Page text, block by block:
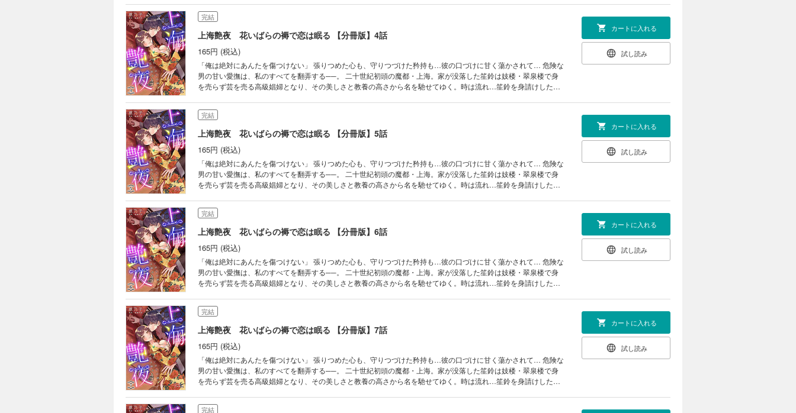
のになってくれ」と“笙鈴自身”を求めた。 彼は私を傷つけることはない。秀英に身を委ねると決めた笙鈴は──…。
完結
上海艶夜 花いばらの褥で恋は眠る 【分冊版】4話
165円 (税込)
「俺は絶対にあんたを傷つけない」 張りつめた心も、守りつづけた矜持も…彼の口づけに甘く蕩かされて… 危険な
男の甘い愛撫は、私のすべてを翻弄する──。 二十世紀初頭の魔都・上海。家が没落した笙鈴は妓楼・翠泉楼で身
を売らず芸を売る高級娼婦となり、その美しさと教養の高さから名を馳せてゆく。時は流れ…笙鈴を身請けしたい
のになってくれ」と“笙鈴自身”を求めた。 彼は私を傷つけることはない。秀英に身を委ねると決めた笙鈴は──…。
カートに入れる
試し読み
完結
上海艶夜 花いばらの褥で恋は眠る 【分冊版】5話
165円 (税込)
「俺は絶対にあんたを傷つけない」 張りつめた心も、守りつづけた矜持も…彼の口づけに甘く蕩かされて… 危険な
男の甘い愛撫は、私のすべてを翻弄する──。 二十世紀初頭の魔都・上海。家が没落した笙鈴は妓楼・翠泉楼で身
を売らず芸を売る高級娼婦となり、その美しさと教養の高さから名を馳せてゆく。時は流れ…笙鈴を身請けしたい
のになってくれ」と“笙鈴自身”を求めた。 彼は私を傷つけることはない。秀英に身を委ねると決めた笙鈴は──…。
カートに入れる
試し読み
完結
上海艶夜 花いばらの褥で恋は眠る 【分冊版】6話
165円 (税込)
「俺は絶対にあんたを傷つけない」 張りつめた心も、守りつづけた矜持も…彼の口づけに甘く蕩かされて… 危険な
男の甘い愛撫は、私のすべてを翻弄する──。 二十世紀初頭の魔都・上海。家が没落した笙鈴は妓楼・翠泉楼で身
を売らず芸を売る高級娼婦となり、その美しさと教養の高さから名を馳せてゆく。時は流れ…笙鈴を身請けしたい
のになってくれ」と“笙鈴自身”を求めた。 彼は私を傷つけることはない。秀英に身を委ねると決めた笙鈴は──…。
カートに入れる
試し読み
完結
上海艶夜 花いばらの褥で恋は眠る 【分冊版】7話
165円 (税込)
「俺は絶対にあんたを傷つけない」 張りつめた心も、守りつづけた矜持も…彼の口づけに甘く蕩かされて… 危険な
男の甘い愛撫は、私のすべてを翻弄する──。 二十世紀初頭の魔都・上海。家が没落した笙鈴は妓楼・翠泉楼で身
を売らず芸を売る高級娼婦となり、その美しさと教養の高さから名を馳せてゆく。時は流れ…笙鈴を身請けしたい
のになってくれ」と“笙鈴自身”を求めた。 彼は私を傷つけることはない。秀英に身を委ねると決めた笙鈴は──…。
カートに入れる
試し読み
完結